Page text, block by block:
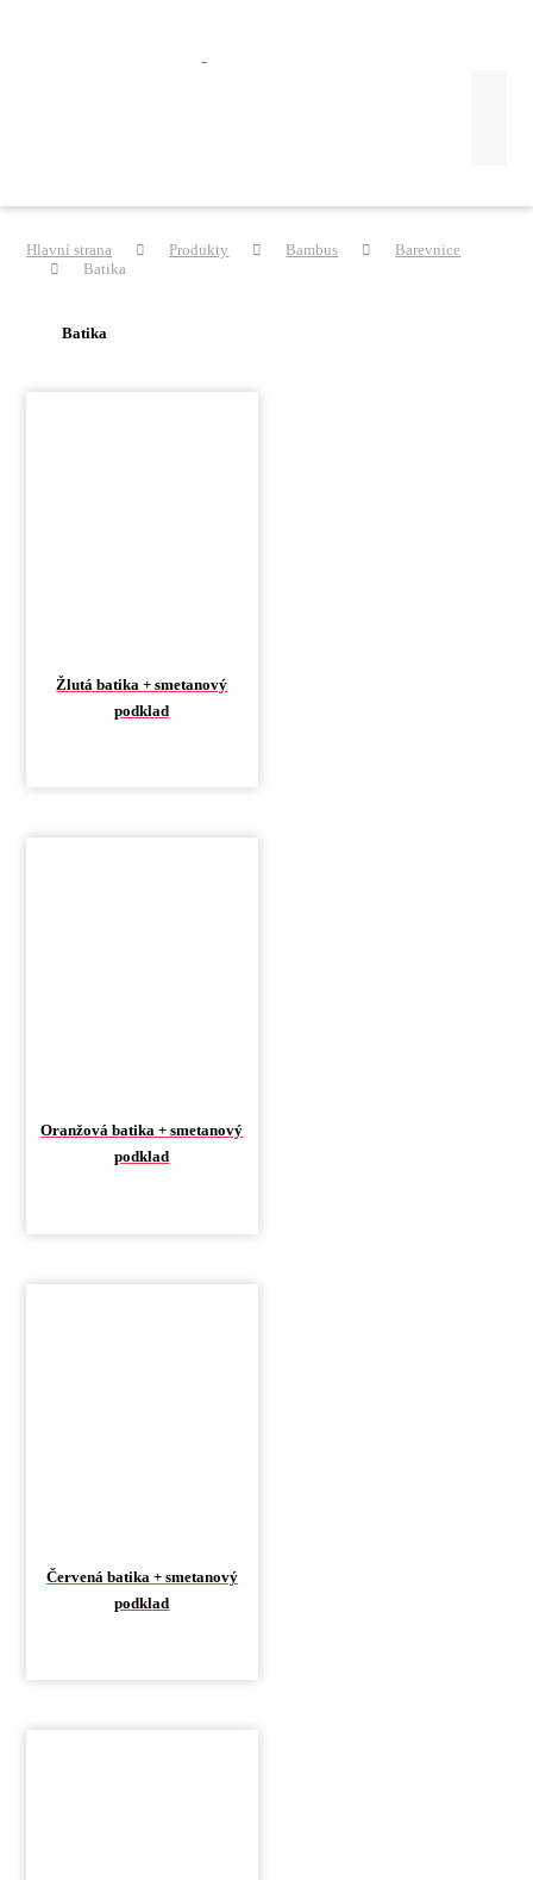
Hlavní strana Produkty Bambus
Barevnice
Batika
Batika
Žlutá batika + smetanový
podklad
Oranžová batika + smetanový
podklad
Červená batika + smetanový
podklad